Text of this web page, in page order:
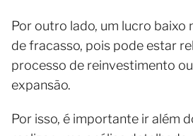
Por outro lado, um lucro baixo
de fracasso, pois pode estar
processo de reinvestimento
expansão.
Por isso, é importante ir além